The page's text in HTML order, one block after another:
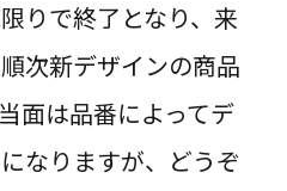
りで終了となり、来
次新デザインの商品
面は品番によってデ
なりますが、どうぞ